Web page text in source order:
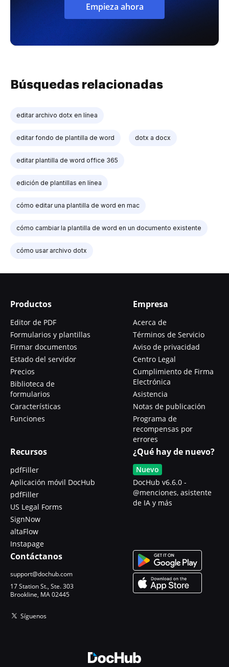
Empieza ahora
Búsquedas relacionadas
editar archivo dotx en línea
editar fondo de plantilla de word dotx a docx
editar plantilla de word office 365
edición de plantillas en línea
cómo editar una plantilla de word en mac
cómo cambiar la plantilla de word en un documento existente
cómo usar archivo dotx
Productos
Editor de PDF
Formularios y plantillas
Firmar documentos
Estado del servidor
Precios
Biblioteca de
formularios
Características
Funciones
Empresa
Acerca de
Términos de Servicio
Aviso de privacidad
Centro Legal
Cumplimiento de Firma
Electrónica
Asistencia
Notas de publicación
Programa de
recompensas por
errores
Recursos
pdfFiller
Aplicación móvil DocHub
pdfFiller
US Legal Forms
SignNow
altaFlow
Instapage
¿Qué hay de nuevo?
Nuevo
DocHub v6.6.0 -
@menciones, asistente
de IA y más
Contáctanos
support@dochub.com
17 Station St., Ste. 303
Brookline, MA 02445
Síguenos